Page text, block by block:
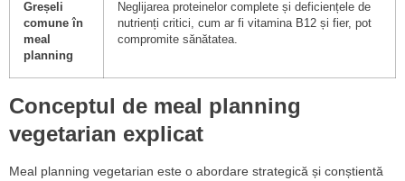
Greșeli
comune în
meal
planning
Neglijarea proteinelor complete și deficiențele de
nutrienți critici, cum ar fi vitamina B12 și fier, pot
compromite sănătatea.
Conceptul de meal planning
vegetarian explicat
Meal planning vegetarian este o abordare strategică și conștientă